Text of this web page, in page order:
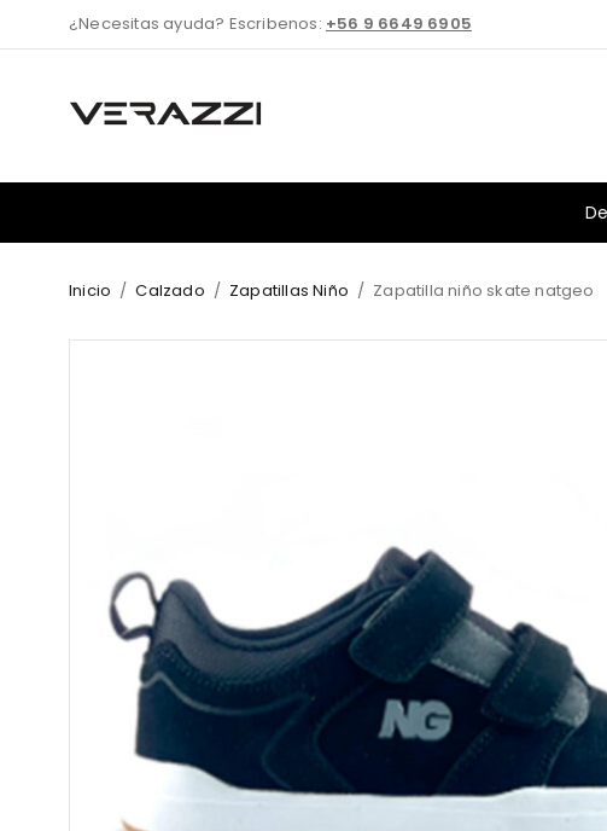
¿Necesitas ayuda? Escribenos: +56 9 6649 6905
Inicio / Calzado / Zapatillas Niño / Zapatilla niño skate natgeo